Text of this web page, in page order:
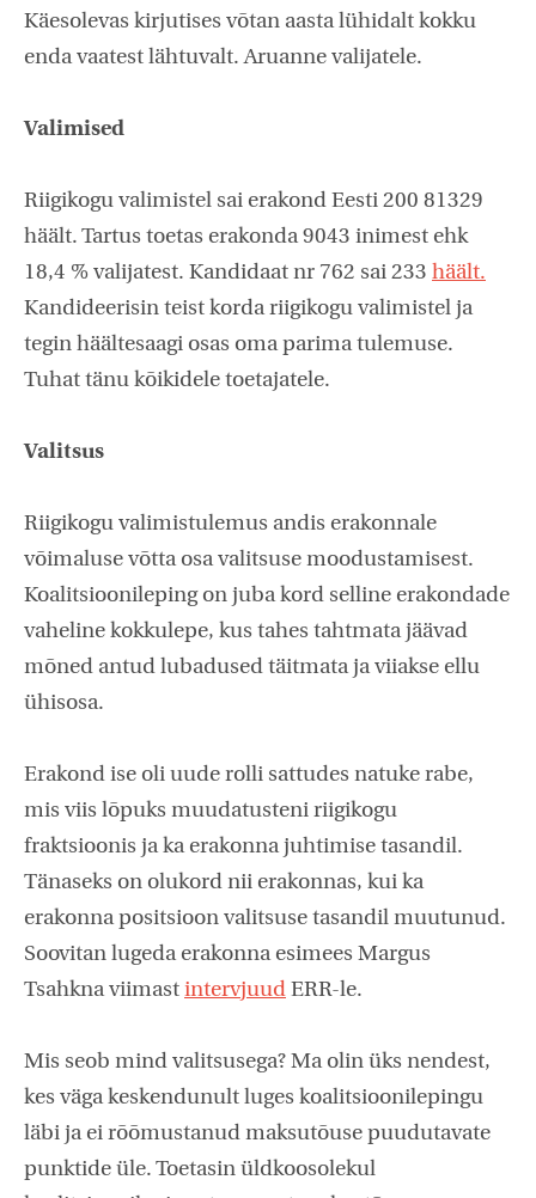
Käesolevas kirjutises võtan aasta lühidalt kokku
enda vaatest lähtuvalt. Aruanne valijatele.
Valimised
Riigikogu valimistel sai erakond Eesti 200 81329
häält. Tartus toetas erakonda 9043 inimest ehk
18,4 % valijatest. Kandidaat nr 762 sai 233 häält.
Kandideerisin teist korda riigikogu valimistel ja
tegin häältesaagi osas oma parima tulemuse.
Tuhat tänu kõikidele toetajatele.
Valitsus
Riigikogu valimistulemus andis erakonnale
võimaluse võtta osa valitsuse moodustamisest.
Koalitsioonileping on juba kord selline erakondade
vaheline kokkulepe, kus tahes tahtmata jäävad
mõned antud lubadused täitmata ja viiakse ellu
ühisosa.
Erakond ise oli uude rolli sattudes natuke rabe,
mis viis lõpuks muudatusteni riigikogu
fraktsioonis ja ka erakonna juhtimise tasandil.
Tänaseks on olukord nii erakonnas, kui ka
erakonna positsioon valitsuse tasandil muutunud.
Soovitan lugeda erakonna esimees Margus
Tsahkna viimast intervjuud ERR-le.
Mis seob mind valitsusega? Ma olin üks nendest,
kes väga keskendunult luges koalitsioonilepingu
läbi ja ei rõõmustanud maksutõuse puudutavate
punktide üle. Toetasin üldkoosolekul